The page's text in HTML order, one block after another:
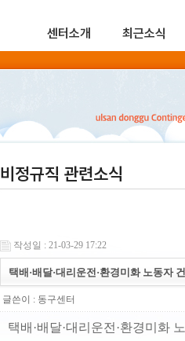
센터소개 최근소식
비정규직 관련소식
작성일 : 21-03-29 17:22
택배·배달·대리운전·환경미화 노동자
글쓴이 : 동구센터
택배·배달·대리운전·환경미화